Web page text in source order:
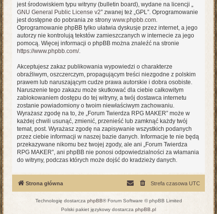
jest środowiskiem typu witryny (bulletin board), wydane na licencji „
GNU General Public License v2” zwanej też „GPL”. Oprogramowanie
jest dostępne do pobrania ze strony www.phpbb.com.
Oprogramowanie phpBB tylko ułatwia dyskusje przez internet, a jego
autorzy nie kontrolują tekstów zamieszczanych w internecie za jego
pomocą. Więcej informacji o phpBB można znaleźć na stronie
https://www.phpbb.com/.
Akceptujesz zakaz publikowania wypowiedzi o charakterze
obraźliwym, oszczerczym, propagującym treści niezgodne z polskim
prawem lub naruszającym cudze prawa autorskie i dobra osobiste.
Naruszenie tego zakazu może skutkować dla ciebie całkowitym
zablokowaniem dostępu do tej witryny, a twój dostawca internetu
zostanie powiadomiony o twoim niewłaściwym zachowaniu.
Wyrażasz zgodę na to, że „Forum Twierdza RPG MAKER” może w
każdej chwili usunąć, zmienić, przenieść lub zamknąć każdy twój
temat, post. Wyrażasz zgodę na zapisywanie wszystkich podanych
przez ciebie informacji w naszej bazie danych. Informacje te nie będą
przekazywane nikomu bez twojej zgody, ale ani „Forum Twierdza
RPG MAKER”, ani phpBB nie ponosi odpowiedzialności za włamania
do witryny, podczas których może dojść do kradzieży danych.
Strona główna Strefa czasowa UTC
Technologię dostarcza phpBB® Forum Software © phpBB Limited
Polski pakiet językowy dostarcza phpBB.pl